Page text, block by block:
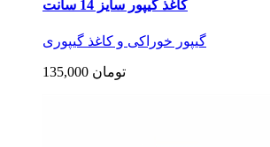
کاغذ گیپور سایز 14 سانت
گیپور خوراکی و کاغذ گیپوری
135,000 تومان